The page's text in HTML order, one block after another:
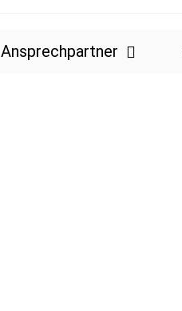
Ansprechpartner